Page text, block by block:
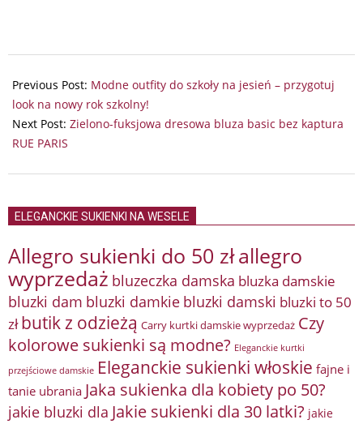
07-
26
Previous Post: Modne outfity do szkoły na jesień – przygotuj
look na nowy rok szkolny!
Next Post: Zielono-fuksjowa dresowa bluza basic bez kaptura
RUE PARIS
ELEGANCKIE SUKIENKI NA WESELE
Allegro sukienki do 50 złallegro
wyprzedaż bluzeczka damska bluzka damskie
bluzki dam bluzki damkie bluzki damski bluzki to 50
zł butik z odzieżą Carry kurtki damskie wyprzedaż Czy
kolorowe sukienki są modne? Eleganckie kurtki
przejściowe damskie Eleganckie sukienki włoskie fajne i
tanie ubrania Jaka sukienka dla kobiety po 50?
jakie bluzki dla Jakie sukienki dla 30 latki? jakie